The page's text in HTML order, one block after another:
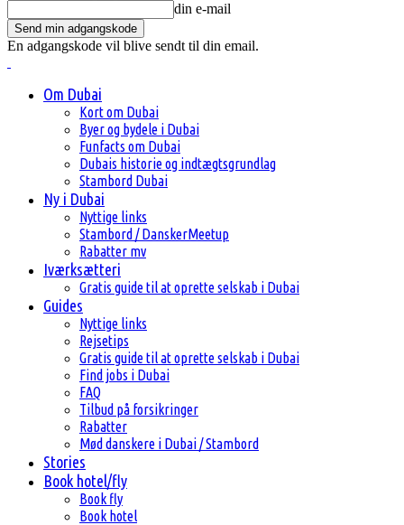
din e-mail
En adgangskode vil blive sendt til din email.
Om Dubai
Kort om Dubai
Byer og bydele i Dubai
Funfacts om Dubai
Dubais historie og indtægtsgrundlag
Stambord Dubai
Ny i Dubai
Nyttige links
Stambord / DanskerMeetup
Rabatter mv
Iværksætteri
Gratis guide til at oprette selskab i Dubai
Guides
Nyttige links
Rejsetips
Gratis guide til at oprette selskab i Dubai
Find jobs i Dubai
FAQ
Tilbud på forsikringer
Rabatter
Mød danskere i Dubai / Stambord
Stories
Book hotel/fly
Book fly
Book hotel